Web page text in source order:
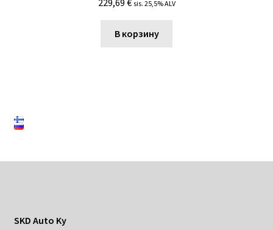
229,69 € sis. 25,5% ALV
В корзину
SKD Auto Ky